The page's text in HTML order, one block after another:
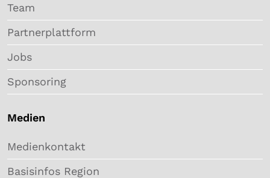
Team
Partnerplattform
Jobs
Sponsoring
Medien
Medienkontakt
Basisinfos Region